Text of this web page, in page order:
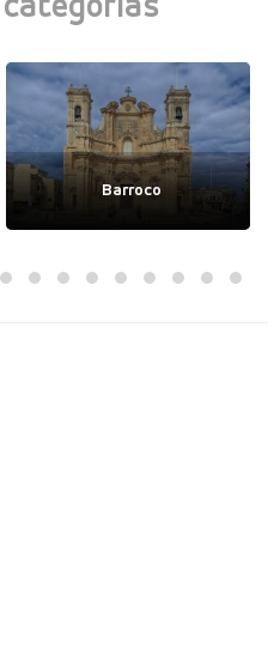
Barroco